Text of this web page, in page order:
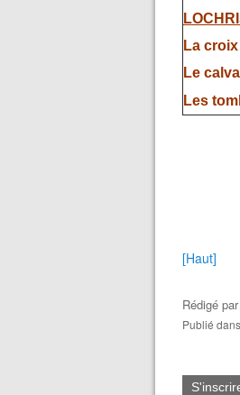
La
Le
Les
[Haut]
Rédigé par
Publié dans